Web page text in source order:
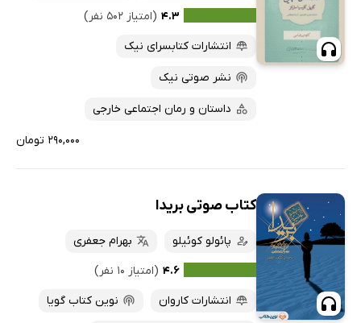
۴.۳ (امتیاز ۵۰۲ نفر)
انتشارات کتابسرای نیک
نشر صوتی نیک
داستان و رمان اجتماعی خارجی
۲۹۰,۰۰۰ تومان
کتاب صوتی بریدا
پائولو کوئیلو
بهرام جعفری
۴.۶ (امتیاز ۱۰ نفر)
انتشارات کاروان
نوین کتاب گویا